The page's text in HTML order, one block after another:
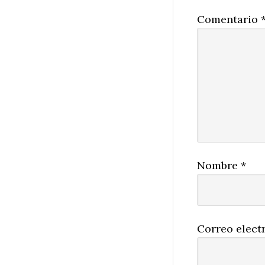
Comentario
Nombre *
Correo